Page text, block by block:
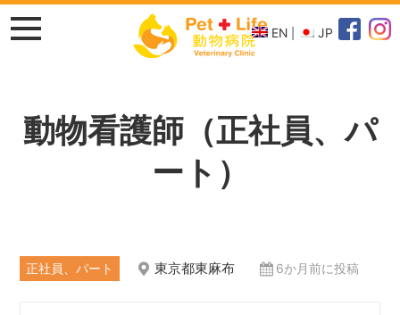
EN JP
動物看護師（正社員、パ
ート）
正社員、パート 東京都東麻布 6か月前に投稿